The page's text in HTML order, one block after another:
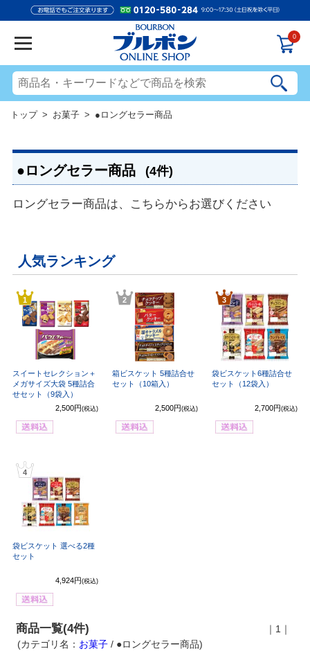
0
トップ> お菓子 > ●ロングセラー商品
●ロングセラー商品 (4件)
ロングセラー商品は、こちらからお選びください
人気ランキング
1
スイートセレクション＋
メガサイズ大袋 5種詰合
せセット（9袋入）
2,500円 (税込)
2
箱ビスケット 5種詰合せ
セット（10箱入）
2,500円 (税込)
3
袋ビスケット6種詰合せ
セット（12袋入）
2,700円(税込)
4
袋ビスケット 選べる2種
セット
4,924円 (税込)
商品一覧(4件)
｜1｜
(カテゴリ名： お菓子/ ●ロングセラー商品)